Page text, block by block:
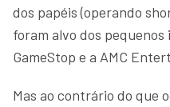
dos papéis (operando
foram alvo dos
GameStop e a AMC
Mas ao contrário do que